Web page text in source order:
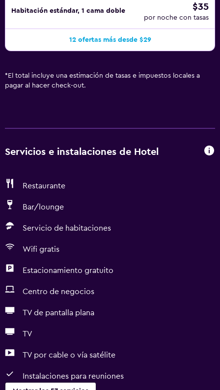
Habitación estándar, 1 cama doble $35
por noche con tasas
12 ofertas más desde $29
* El total incluye una estimación de tasas e impuestos locales a
pagar al hacer check-out.
Servicios e instalaciones de Hotel
Restaurante
Bar/lounge
Servicio de habitaciones
Wifi gratis
Estacionamiento gratuito
Centro de negocios
TV de pantalla plana
TV
TV por cable o vía satélite
Instalaciones para reuniones